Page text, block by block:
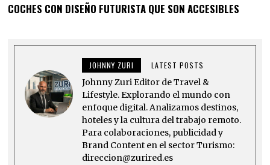
COCHES CON DISEÑO FUTURISTA QUE SON ACCESIBLES
JOHNNY ZURI LATEST POSTS
Johnny Zuri Editor de Travel &
Lifestyle. Explorando el mundo con
enfoque digital. Analizamos destinos,
hoteles y la cultura del trabajo remoto.
Para colaboraciones, publicidad y
Brand Content en el sector Turismo:
direccion@zurired.es